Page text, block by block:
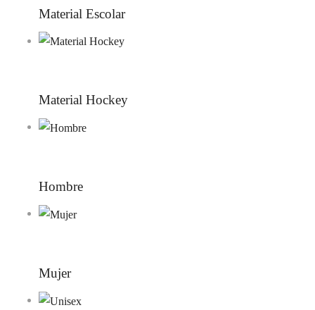
Material Escolar
Material Hockey
Hombre
Mujer